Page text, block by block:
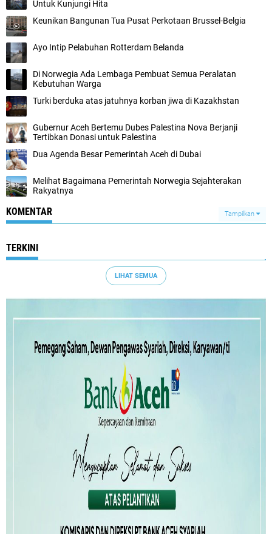
Untuk Kunjungi Hita
Keunikan Bangunan Tua Pusat Perkotaan Brussel-Belgia
Ayo Intip Pelabuhan Rotterdam Belanda
Di Norwegia Ada Lembaga Pembuat Semua Peralatan
Kebutuhan Warga
Turki berduka atas jatuhnya korban jiwa di Kazakhstan
Gubernur Aceh Bertemu Dubes Palestina Nova Berjanji
Tertibkan Donasi untuk Palestina
Dua Agenda Besar Pemerintah Aceh di Dubai
Melihat Bagaimana Pemerintah Norwegia Sejahterakan
Rakyatnya
KOMENTAR Tampilkan
TERKINI
LIHAT SEMUA